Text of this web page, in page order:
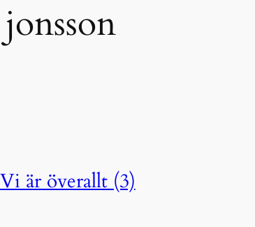
Vi är överallt (3)